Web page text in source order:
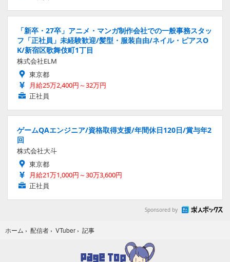
「新卒・27卒」アニメ・マンガ制作会社での一般事務スタッ
フ「正社員」未経験歓迎/髪型・服装自由/ネイル・ピアスO
K/新宿区歌舞伎町1丁目
株式会社ELM
東京都
月給25万2,400円～32万円
正社員
ゲームQAエンジニア/資格取得支援/年間休日120日/賞与年2
回
株式会社大斗
東京都
月給21万1,000円～30万3,600円
正社員
Sponsored by
ホーム › 配信者 › VTuber › 記事